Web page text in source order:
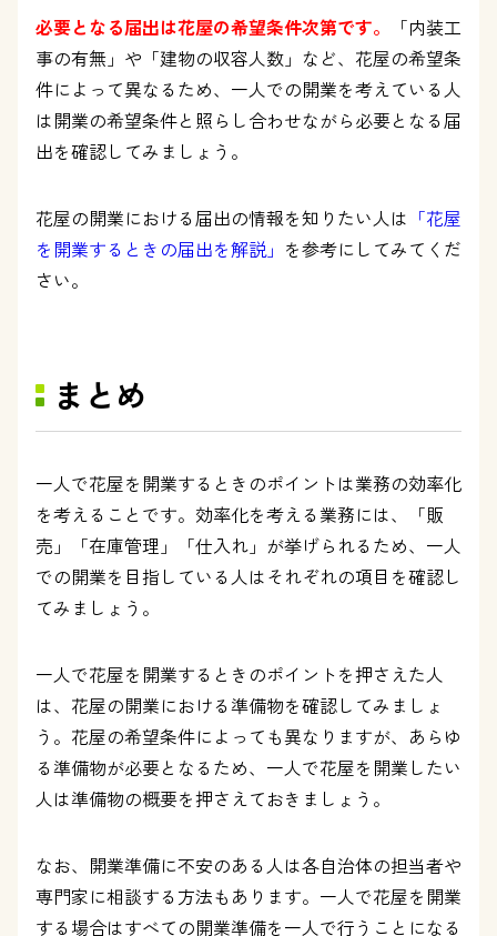
必要となる届出は花屋の希望条件次第です。
「内装工
事の有無」や「建物の収容人数」など、花屋の希望条
件によって異なるため、一人での開業を考えている人
は開業の希望条件と照らし合わせながら必要となる届
出を確認してみましょう。
花屋の開業における届出の情報を知りたい人は 「花屋
を開業するときの届出を解説」 を参考にしてみてくだ
さい。
まとめ
一人で花屋を開業するときのポイントは業務の効率化
を考えることです。効率化を考える業務には、「販
売」「在庫管理」「仕入れ」が挙げられるため、一人
での開業を目指している人はそれぞれの項目を確認し
てみましょう。
一人で花屋を開業するときのポイントを押さえた人
は、花屋の開業における準備物を確認してみましょ
う。花屋の希望条件によっても異なりますが、あらゆ
る準備物が必要となるため、一人で花屋を開業したい
人は準備物の概要を押さえておきましょう。
なお、開業準備に不安のある人は各自治体の担当者や
専門家に相談する方法もあります。一人で花屋を開業
する場合はすべての開業準備を一人で行うことになる